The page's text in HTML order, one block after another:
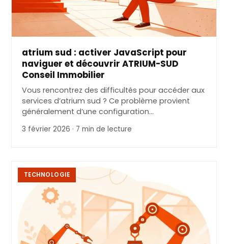
atrium sud : activer JavaScript pour
naviguer et découvrir ATRIUM-SUD
Conseil Immobilier
Vous rencontrez des difficultés pour accéder aux
services d’atrium sud ? Ce problème provient
généralement d’une configuration…
3 février 2026 · 7 min de lecture
TECHNOLOGIE